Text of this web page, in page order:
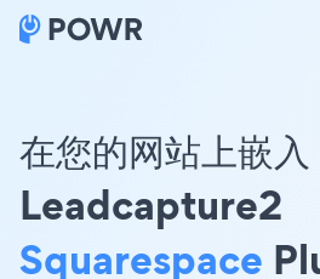
在您的网站上嵌
Leadcapture2
Squarespace